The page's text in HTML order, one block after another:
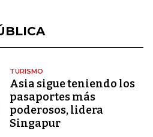
TURISMO
Asia sigue teniendo los
pasaportes más
poderosos, lidera
Singapur